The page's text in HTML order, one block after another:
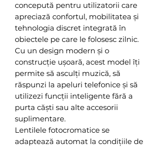
concepută pentru utilizatorii care
apreciază confortul, mobilitatea și
tehnologia discret integrată în
obiectele pe care le folosesc zilnic.
Cu un design modern și o
construcție ușoară, acest model îți
permite să asculți muzică, să
răspunzi la apeluri telefonice și să
utilizezi funcții inteligente fără a
purta căști sau alte accesorii
suplimentare.
Lentilele fotocromatice se
adaptează automat la condițiile de